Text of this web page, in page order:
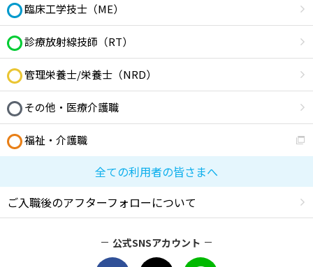
臨床工学技士（ME）
診療放射線技師（RT）
管理栄養士/栄養士（NRD）
その他・医療介護職
福祉・介護職
全ての利用者の皆さまへ
ご入職後のアフターフォローについて
公式SNSアカウント